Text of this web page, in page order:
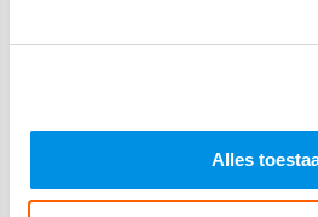
Alles
PSP
werkhandschoenen